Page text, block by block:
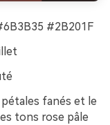
#2B201F
fanés et le
tons rose pâle